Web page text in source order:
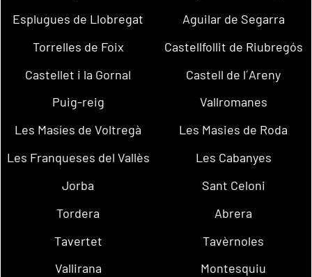
Esplugues de Llobregat
Aguilar de Segarra
Torrelles de Foix
Castellfollit de Riubregós
Castellet i la Gornal
Castell de l´Areny
Puig-reig
Vallromanes
Les Masíes de Voltregà
Les Masies de Roda
Les Franqueses del Vallès
Les Cabanyes
Jorba
Sant Celoni
Tordera
Abrera
Tavertet
Tavèrnoles
Vallirana
Montesquiu